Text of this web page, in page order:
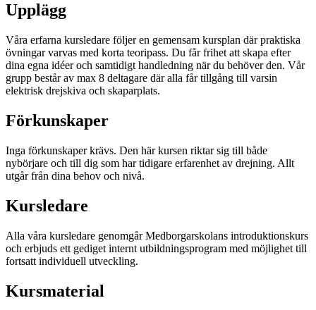
Upplägg
Våra erfarna kursledare följer en gemensam kursplan där praktiska
övningar varvas med korta teoripass. Du får frihet att skapa efter
dina egna idéer och samtidigt handledning när du behöver den. Vår
grupp består av max 8 deltagare där alla får tillgång till varsin
elektrisk drejskiva och skaparplats.
Förkunskaper
Inga förkunskaper krävs. Den här kursen riktar sig till både
nybörjare och till dig som har tidigare erfarenhet av drejning. Allt
utgår från dina behov och nivå.
Kursledare
Alla våra kursledare genomgår Medborgarskolans introduktionskurs
och erbjuds ett gediget internt utbildningsprogram med möjlighet till
fortsatt individuell utveckling.
Kursmaterial